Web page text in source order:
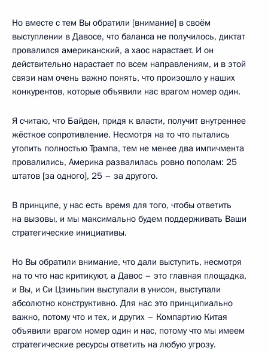
Но вместе с тем Вы обратили [внимание] в своём
выступлении в Давосе, что баланса не получилось, диктат
провалился американский, а хаос нарастает. И он
действительно нарастает по всем направлениям, и в этой
связи нам очень важно понять, что произошло у наших
конкурентов, которые объявили нас врагом номер один.
Я считаю, что Байден, придя к власти, получит внутреннее
жёсткое сопротивление. Несмотря на то что пытались
утопить полностью Трампа, тем не менее два импичмента
провалились, Америка развалилась ровно пополам: 25
штатов [за одного], 25 – за другого.
В принципе, у нас есть время для того, чтобы ответить
на вызовы, и мы максимально будем поддерживать Ваши
стратегические инициативы.
Но Вы обратили внимание, что дали выступить, несмотря
на то что нас критикуют, а Давос – это главная площадка,
и Вы, и Си Цзиньпин выступали в унисон, выступали
абсолютно конструктивно. Для нас это принципиально
важно, потому что и тех, и других – Компартию Китая
объявили врагом номер один и нас, потому что мы имеем
стратегические ресурсы ответить на любую угрозу.